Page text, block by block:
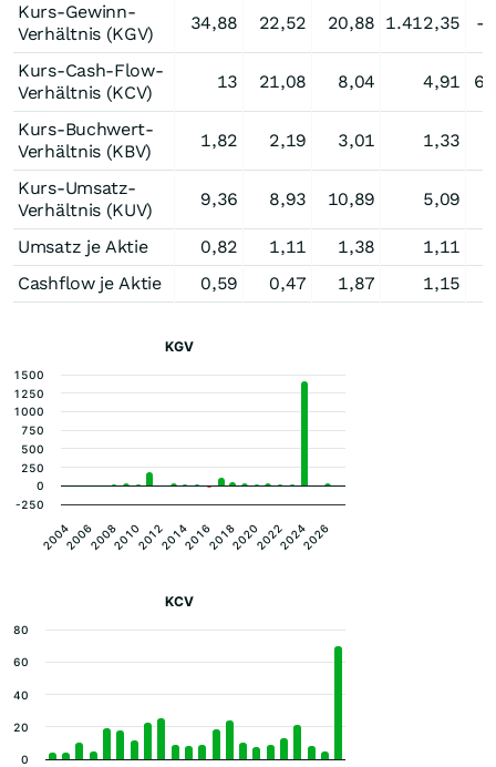
Kurs-Gewinn-
Verhältnis (KGV)
34,88 22,52 20,88 1.412,35 -
Kurs-Cash-Flow-
Verhältnis (KCV)
13 21,08 8,04 4,91
Kurs-Buchwert-
Verhältnis (KBV)
1,82 2,19 3,01 1,33
Kurs-Umsatz-
Verhältnis (KUV)
9,36 8,93 10,89 5,09
Umsatz je Aktie 0,82 1,11 1,38 1,11
Cashflow je Aktie
0,59 0,47 1,87 1,15
KGV
2004 2010 2016 2022
20062008 20122014 20182020 20242026
-250
0
250
500
750
1000
1250
1500
KCV
0
20
40
60
80